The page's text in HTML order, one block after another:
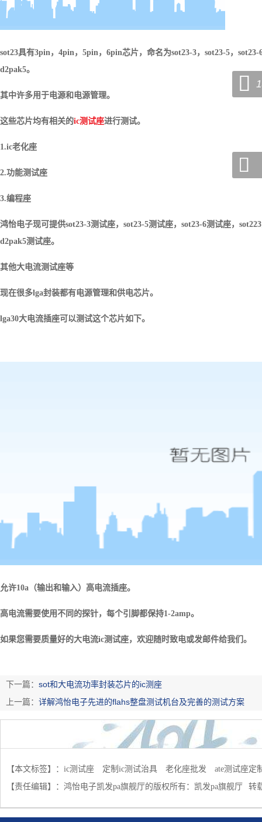
sot23具有3pin， 4pin， 5pin， 6pin芯片，命名为sot23-3， sot23-5， sot23-
d2pak5。
其中许多用于电源和电源管理。
这些芯片均有相关的ic测试座进行测试。
1.ic老化座
2.功能测试座
3.编程座
鸿怡电子现可提供sot23-3测试座， sot23-5测试座， sot23-6测试座， sot223
d2pak5测试座。
其他大电流测试座等
现在很多lga封装都有电源管理和供电芯片。
lga30大电流插座可以测试这个芯片如下。
允许10a （输出和输入）高电流插座。
高电流需要使用不同的探针，每个引脚都保持1-2amp。
如果您需要质量好的大电流ic测试座，欢迎随时致电或发邮件给我们。
下一篇： sot和大电流功率封装芯片的ic测座
上一篇： 详解鸿怡电子先进的flahs整盘测试机台及完善的测试方案
【本文标签】： ic测试座 定制ic测试治具 老化座批发
ate测试座定
【责任编辑】： 鸿怡电子凯发pa旗舰厅的版权所有： 凯发pa旗舰厅 转

